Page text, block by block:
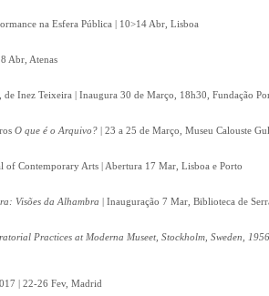
na Esfera Pública | 10>14 Abr, Lisboa
Abr, Atenas
, de Inez Teixeira | Inaugura 30 de Março, 18h30, Fundação
O que é o Arquivo? | 23 a 25 de Março, Museu Calouste
of Contemporary Arts | Abertura 17 Mar, Lisboa e Porto
Visões da Alhambra | Inauguração 7 Mar, Biblioteca de
Practices at Moderna Museet, Stockholm, Sweden,
| 22-26 Fev, Madrid